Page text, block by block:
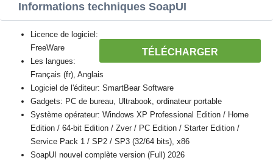
Informations techniques SoapUI
TÉLÉCHARGER
Licence de logiciel:
FreeWare
Les langues:
Français (fr), Anglais
Logiciel de l'éditeur: SmartBear Software
Gadgets: PC de bureau, Ultrabook, ordinateur portable
Système opérateur: Windows XP Professional Edition / Home
Edition / 64-bit Edition / Zver / PC Edition / Starter Edition /
Service Pack 1 / SP2 / SP3 (32/64 bits), x86
SoapUI nouvel complète version (Full) 2026